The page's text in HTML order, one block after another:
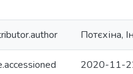
Потєхіна,
2020-11-